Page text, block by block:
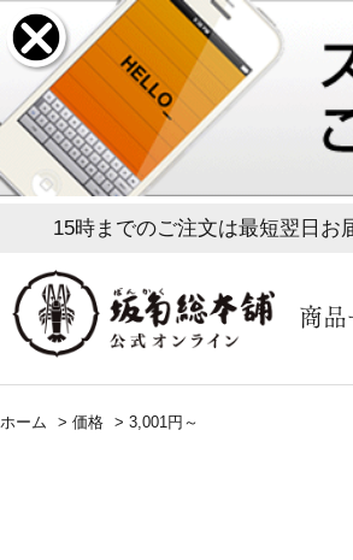
15時までのご注文は最短翌日お
商
ホーム > 価格 > 3,001円～